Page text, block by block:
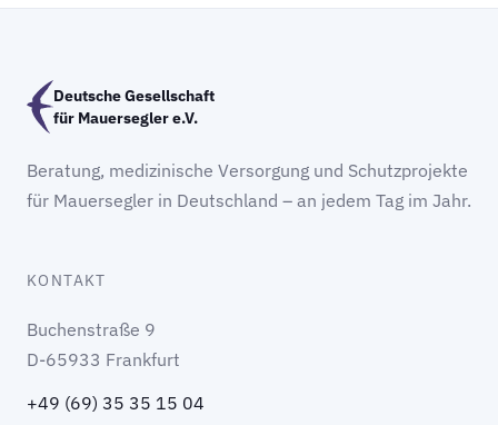
Deutsche Gesellschaft
für Mauersegler e.V.
Beratung, medizinische Versorgung und Schutzprojekte
für Mauersegler in Deutschland – an jedem Tag im Jahr.
KONTAKT
Buchenstraße 9
D-65933 Frankfurt
+49 (69) 35 35 15 04